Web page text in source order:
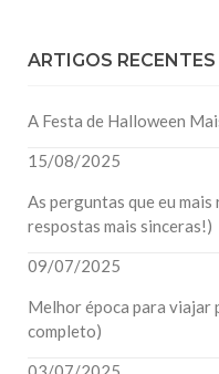
ARTIGOS RECENTES
A Festa de Halloween
15/08/2025
As perguntas que eu
respostas mais sinceras!)
09/07/2025
Melhor época para viajar
completo)